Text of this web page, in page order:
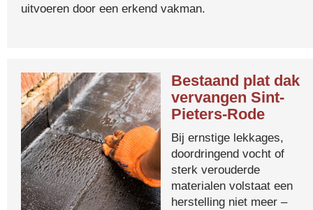
uitvoeren door een erkend vakman.
Bestaand plat dak
vervangen Sint-
Pieters-Rode
Bij ernstige lekkages,
doordringend vocht of
sterk verouderde
materialen volstaat een
herstelling niet meer –